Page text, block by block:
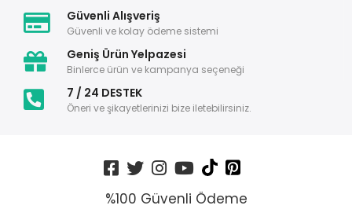
Güvenli Alışveriş
Güvenli ve kolay ödeme sistemi
Geniş Ürün Yelpazesi
Binlerce ürün ve kampanya seçeneği
7 / 24 DESTEK
Öneri ve şikayetlerinizi bize iletebilirsiniz.
%100 Güvenli Ödeme